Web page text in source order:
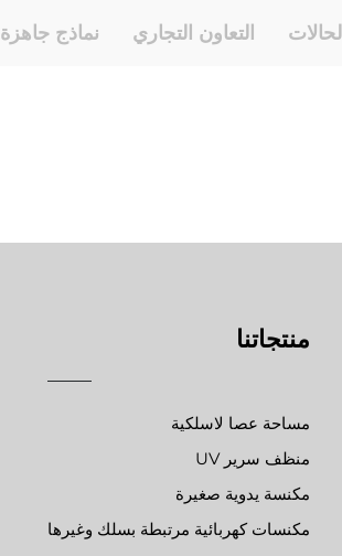
نماذج جاهزة التعاون التجاري
منتجاتنا
مساحة عصا لاسلكية
منظف سرير UV
مكنسة يدوية صغيرة
مكنسات كهربائية مرتبطة بسلك وغيرها